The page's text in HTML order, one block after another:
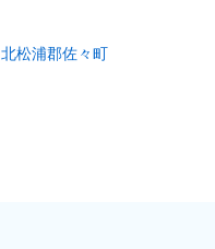
北松浦郡佐々町